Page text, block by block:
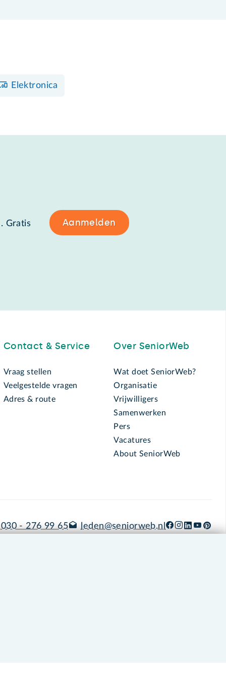
Elektronica
Gratis Aanmelden
Contact & Service
Vraag stellen
Veelgestelde vragen
Adres & route
Over SeniorWeb
Wat doet SeniorWeb?
Organisatie
Vrijwilligers
Samenwerken
Pers
Vacatures
About SeniorWeb
030 - 276 99 65 leden@seniorweb.nl